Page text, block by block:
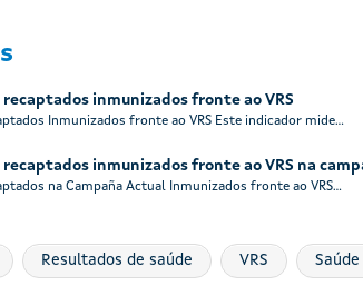
recaptados inmunizados fronte ao VRS
Inmunizados fronte ao VRS Este indicador mide...
recaptados inmunizados fronte ao VRS na
na Campaña Actual Inmunizados fronte ao VRS...
Resultados de saúde VRS